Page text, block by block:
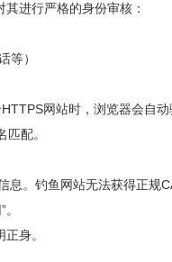
进行严格的身份审核：
等）
网站时，浏览器会自
配。
息。钓鱼网站无法获得正规
身。